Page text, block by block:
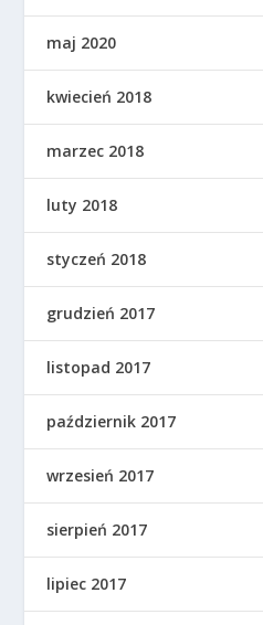
maj 2020
kwiecień 2018
marzec 2018
luty 2018
styczeń 2018
grudzień 2017
listopad 2017
październik 2017
wrzesień 2017
sierpień 2017
lipiec 2017